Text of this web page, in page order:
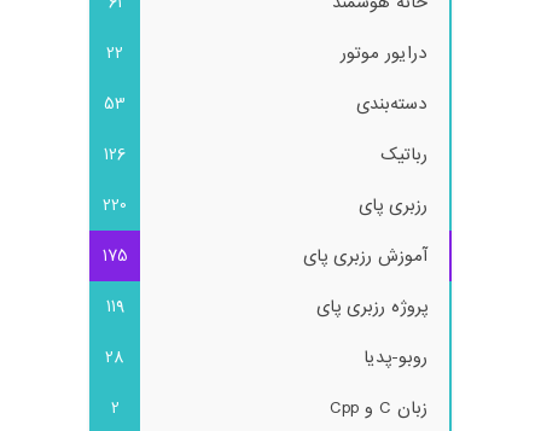
درایور موتور
22
دسته‌بندی
53
رباتیک
126
رزبری پای
220
آموزش رزبری پای
175
پروژه رزبری پای
119
روبو-پدیا
28
زبان C و Cpp
2